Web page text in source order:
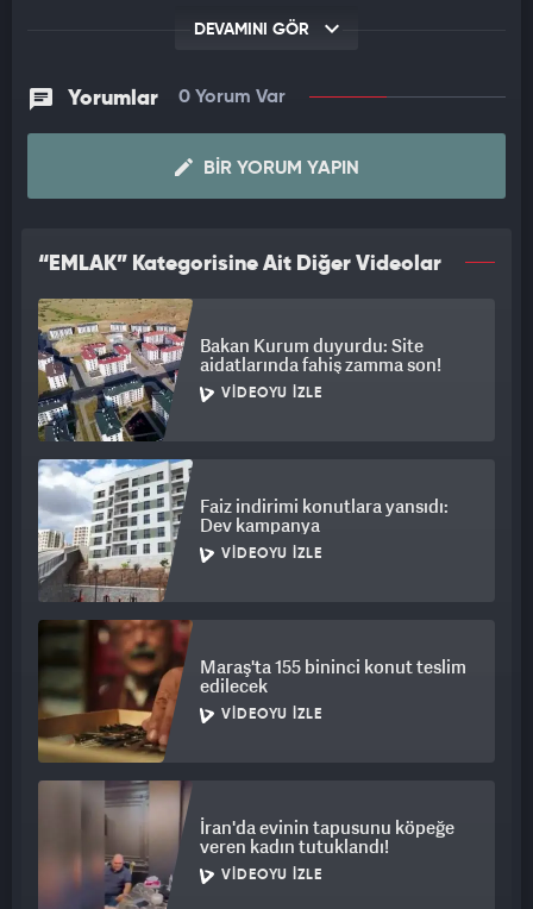
DEVAMINI GÖR
Yorumlar 0 Yorum Var
BIR YORUM YAPIN
“EMLAK” Kategorisine Ait Diğer Videolar
Bakan Kurum duyurdu: Site
aidatlarında fahiş zamma son!
VIDEOYU İZLE
Faiz indirimi konutlara yansıdı:
Dev kampanya
VIDEOYU İZLE
Maraş'ta 155 bininci konut teslim
edilecek
VIDEOYU İZLE
İran'da evinin tapusunu köpeğe
veren kadın tutuklandı!
VIDEOYU İZLE